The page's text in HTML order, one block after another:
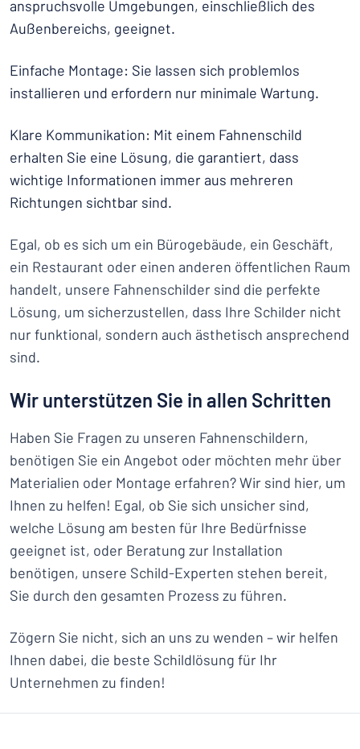
anspruchsvolle Umgebungen, einschließlich des
Außenbereichs, geeignet.
Einfache Montage: Sie lassen sich problemlos
installieren und erfordern nur minimale Wartung.
Klare Kommunikation: Mit einem Fahnenschild
erhalten Sie eine Lösung, die garantiert, dass
wichtige Informationen immer aus mehreren
Richtungen sichtbar sind.
Egal, ob es sich um ein Bürogebäude, ein Geschäft,
ein Restaurant oder einen anderen öffentlichen Raum
handelt, unsere Fahnenschilder sind die perfekte
Lösung, um sicherzustellen, dass Ihre Schilder nicht
nur funktional, sondern auch ästhetisch ansprechend
sind.
Wir unterstützen Sie in allen Schritten
Haben Sie Fragen zu unseren Fahnenschildern,
benötigen Sie ein Angebot oder möchten mehr über
Materialien oder Montage erfahren? Wir sind hier, um
Ihnen zu helfen! Egal, ob Sie sich unsicher sind,
welche Lösung am besten für Ihre Bedürfnisse
geeignet ist, oder Beratung zur Installation
benötigen, unsere Schild-Experten stehen bereit,
Sie durch den gesamten Prozess zu führen.
Zögern Sie nicht, sich an uns zu wenden – wir helfen
Ihnen dabei, die beste Schildlösung für Ihr
Unternehmen zu finden!